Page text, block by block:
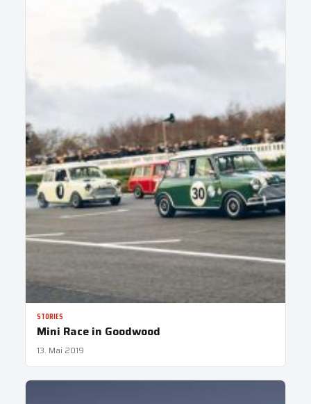
STORIES
Mini Race in Goodwood
13. Mai 2019